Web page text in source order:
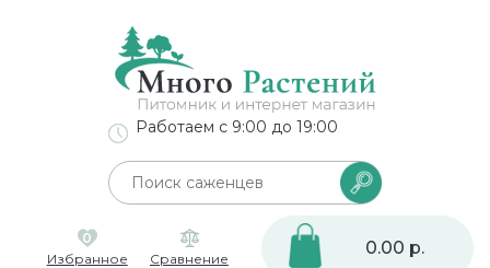
Работаем с 9:00 до 19:00
0
Избранное
Сравнение
0.00 р.